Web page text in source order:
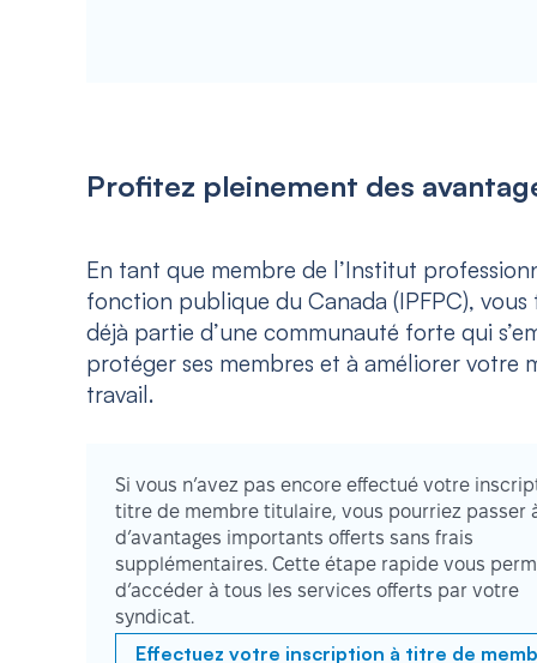
Profitez pleinement des
En tant que membre de l’Institut
fonction publique du Canada (IPFPC), vous
déjà partie d’une communauté forte qui
protéger ses membres et à améliorer votre
travail.
Si vous n’avez pas encore effectué votre
titre de membre titulaire, vous pourriez passer
d’avantages importants offerts sans frais
supplémentaires. Cette étape rapide vous
d’accéder à tous les services offerts par votre
syndicat.
Effectuez votre inscription à titre de